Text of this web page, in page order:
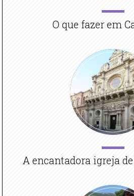
O que fazer em
A encantadora igreja